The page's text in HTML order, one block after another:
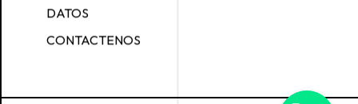
DATOS
CONTACTENOS